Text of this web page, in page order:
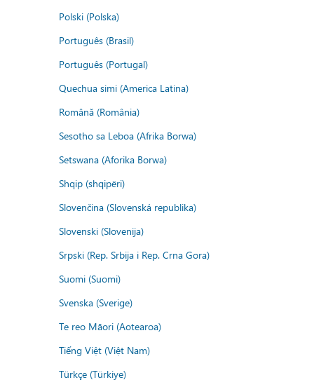
Polski (Polska)
Português (Brasil)
Português (Portugal)
Quechua simi (America Latina)
Română (România)
Sesotho sa Leboa (Afrika Borwa)
Setswana (Aforika Borwa)
Shqip (shqipëri)
Slovenčina (Slovenská republika)
Slovenski (Slovenija)
Srpski (Rep. Srbija i Rep. Crna Gora)
Suomi (Suomi)
Svenska (Sverige)
Te reo Māori (Aotearoa)
Tiếng Việt (Việt Nam)
Türkçe (Türkiye)